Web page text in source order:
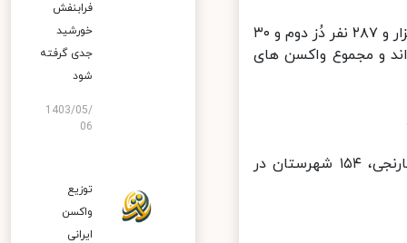
همچنین تا کنون ۶۴ میلیون و ۸۲۱ هزار و ۳۱۶ نفر دُز اول، ۵۸ میلیون و ۱۹۲ هزار و ۲۸۷ نفر دُز دوم و ۳۰
کرده اند و مجموع واکسن های
در حال حاضر ۱۳۰ شهرستان در وضعیت قرمز، ۱۲۹ شهرستان در وضعیت نارنجی، ۱۵۴ شهرستان در
فرابنفش
خورشید
جدی گرفته
شود
1403/05/
06
توزیع
واکسن
ایرانی